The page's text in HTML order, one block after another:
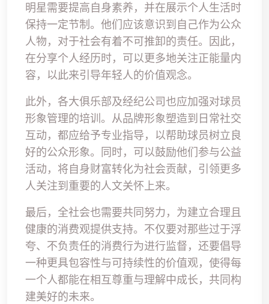
明星需要提高自身素养，并在展示个人生活时
保持一定节制。他们应该意识到自己作为公众
人物，对于社会有着不可推卸的责任。因此，
在分享个人经历时，可以更多地关注正能量内
容，以此来引导年轻人的价值观念。
此外，各大俱乐部及经纪公司也应加强对球员
形象管理的培训。从品牌形象塑造到日常社交
互动，都应给予专业指导，以帮助球员树立良
好的公众形象。同时，可以鼓励他们参与公益
活动，将自身财富转化为社会贡献，引领更多
人关注到重要的人文关怀上来。
最后，全社会也需要共同努力，为建立合理且
健康的消费观提供支持。不仅要对那些过于浮
夸、不负责任的消费行为进行监督，还要倡导
一种更具包容性与可持续性的价值观，使得每
一个人都能在相互尊重与理解中成长，共同构
建美好的未来。